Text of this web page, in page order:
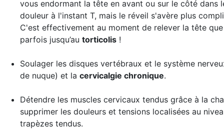
vous endormant la tête en avant ou sur le côté dans
douleur à l'instant T, mais le réveil s'avère plus
C'est effectivement au moment de relever la tête
parfois jusqu’au torticolis !
Soulager les disques vertébraux et le système
de nuque) et la cervicalgie chronique.
Détendre les muscles cervicaux tendus grâce à la
supprimer les douleurs et tensions localisées au
trapèzes tendus.